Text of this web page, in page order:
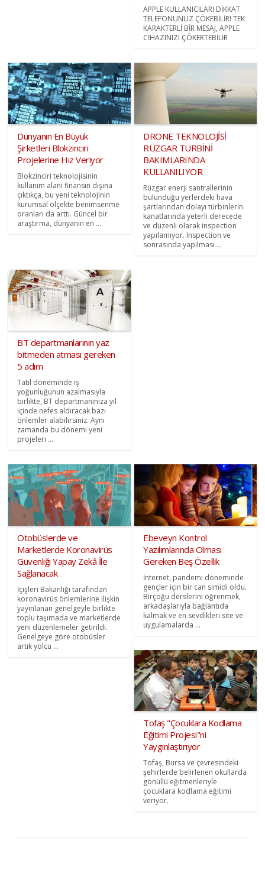
APPLE KULLANICILARI DİKKAT
TELEFONUNUZ ÇÖKEBİLİR! TEK
KARAKTERLİ BİR MESAJ, APPLE
CİHAZINIZI ÇÖKERTEBİLİR
Dünyanın En Büyük
Şirketleri Blokzinciri
Projelerine Hız Veriyor
Blokzinciri teknolojisinin
kullanım alanı finansın dışına
çıktıkça, bu yeni teknolojinin
kurumsal ölçekte benimsenme
oranları da arttı. Güncel bir
araştırma, dünyanın en ...
DRONE TEKNOLOJİSİ
RÜZGAR TÜRBİNİ
BAKIMLARINDA
KULLANILIYOR
Rüzgar enerji santrallerinin
bulunduğu yerlerdeki hava
şartlarından dolayı türbinlerin
kanatlarında yeterli derecede
ve düzenli olarak inspection
yapılamıyor. Inspection ve
sonrasında yapılması ...
BT departmanlarının yaz
bitmeden atması gereken
5 adım
Tatil döneminde iş
yoğunluğunun azalmasıyla
birlikte, BT departmanınıza yıl
içinde nefes aldıracak bazı
önlemler alabilirsiniz. Aynı
zamanda bu dönemi yeni
projeleri ...
Otobüslerde ve
Marketlerde Koronavirüs
Güvenliği Yapay Zekâ İle
Sağlanacak
İçişleri Bakanlığı tarafından
koronavirüs önlemlerine ilişkin
yayınlanan genelgeyle birlikte
toplu taşımada ve marketlerde
yeni düzenlemeler getirildi.
Genelgeye göre otobüsler
artık yolcu ...
Ebeveyn Kontrol
Yazılımlarında Olması
Gereken Beş Özellik
İnternet, pandemi döneminde
gençler için bir can simidi oldu.
Birçoğu derslerini öğrenmek,
arkadaşlarıyla bağlantıda
kalmak ve en sevdikleri site ve
uygulamalarda ...
Tofaş "Çocuklara Kodlama
Eğitimi Projesi"ni
Yaygınlaştırıyor
Tofaş, Bursa ve çevresindeki
şehirlerde belirlenen okullarda
gönüllü eğitmenleriyle
çocuklara kodlama eğitimi
veriyor.